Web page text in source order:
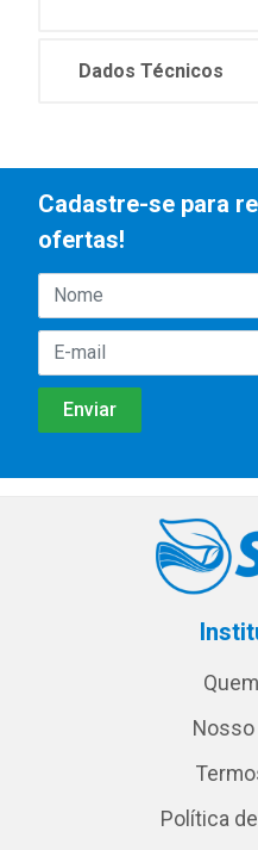
Dados Técnicos
Cadastre-se para
ofertas!
Nosso
Política